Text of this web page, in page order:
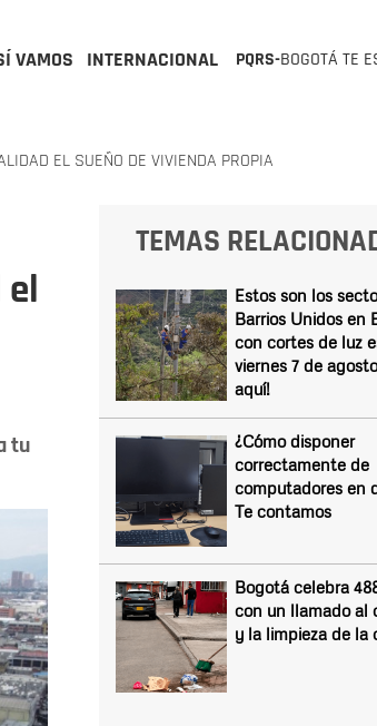
VAMOS INTERNACIONAL PQRS-BOGOTÁ TE
EL SUEÑO DE VIVIENDA PROPIA
tu
TEMAS
Estos son los
Barrios Unidos en
con cortes de luz
viernes 7 de
aquí!
¿Cómo disponer
correctamente de
computadores en
Te contamos
Bogotá celebra
con un llamado al
y la limpieza de la